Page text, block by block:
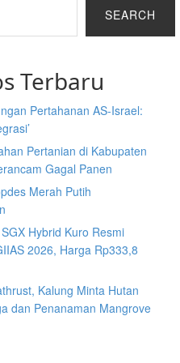
SEARCH
Terbaru
Pertahanan AS-Israel:
Pertanian di Kabupaten
Gagal Panen
Merah Putih
Hybrid Kuro Resmi
2026, Harga Rp333,8
Kalung Minta Hutan
dan Penanaman Mangrove